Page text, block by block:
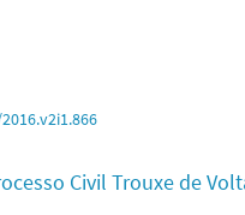
Civil Trouxe de